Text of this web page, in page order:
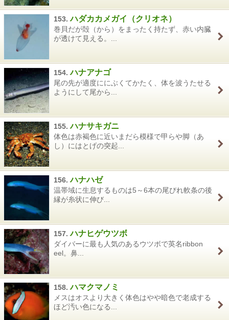
153. ハダカカメガイ（クリオネ）
巻貝だが殻（から）をまったく持たず、赤い内臓
が透けて見える。...
154. ハナアナゴ
尾の先が適度ににぶくてかたく、体を波うたせる
ようにして尾から...
155. ハナサキガニ
体色は赤褐色に近いまだら模様で甲らや脚（あ
し）にはとげの突起...
156. ハナハゼ
温帯域に生息するものは5～6本の尾びれ軟条の後
縁が糸状に伸び...
157. ハナヒゲウツボ
ダイバーに最も人気のあるウツボで英名ribbon
eel。鼻...
158. ハマクマノミ
メスはオスより大きく体色はやや暗色で老成する
ほど汚い色になる...